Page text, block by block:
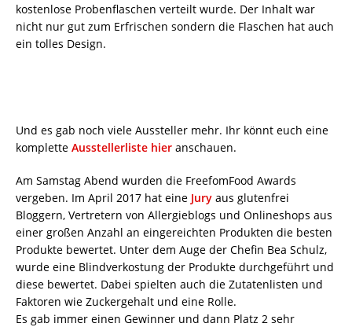
kostenlose Probenflaschen verteilt wurde. Der Inhalt war
nicht nur gut zum Erfrischen sondern die Flaschen hat auch
ein tolles Design.
Und es gab noch viele Aussteller mehr. Ihr könnt euch eine
komplette Ausstellerliste hier anschauen.
Am Samstag Abend wurden die FreefomFood Awards
vergeben. Im April 2017 hat eine Jury aus glutenfrei
Bloggern, Vertretern von Allergieblogs und Onlineshops aus
einer großen Anzahl an eingereichten Produkten die besten
Produkte bewertet. Unter dem Auge der Chefin Bea Schulz,
wurde eine Blindverkostung der Produkte durchgeführt und
diese bewertet. Dabei spielten auch die Zutatenlisten und
Faktoren wie Zuckergehalt und eine Rolle.
Es gab immer einen Gewinner und dann Platz 2 sehr